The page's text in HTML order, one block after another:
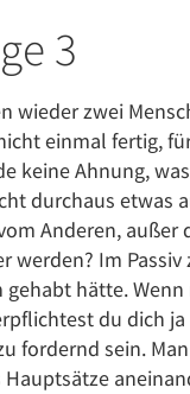
3
wieder zwei
einmal fertig,
keine Ahnung,
durchaus etwas
Anderen,
werden? Im
gehabt hätte.
du dich
fordernd sein.